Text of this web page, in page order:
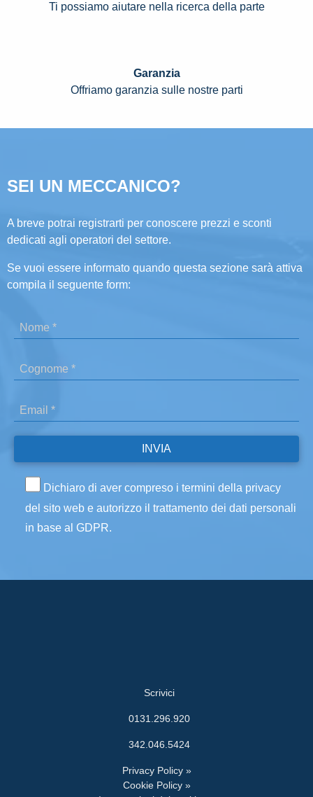
Ti possiamo aiutare nella ricerca della parte
Garanzia
Offriamo garanzia sulle nostre parti
SEI UN MECCANICO?
A breve potrai registrarti per conoscere prezzi e sconti
dedicati agli operatori del settore.
Se vuoi essere informato quando questa sezione sarà attiva
compila il seguente form:
Dichiaro di aver compreso i termini della privacy
del sito web e autorizzo il trattamento dei dati personali
in base al GDPR.
Scrivici
0131.296.920
342.046.5424
Privacy Policy »
Cookie Policy »